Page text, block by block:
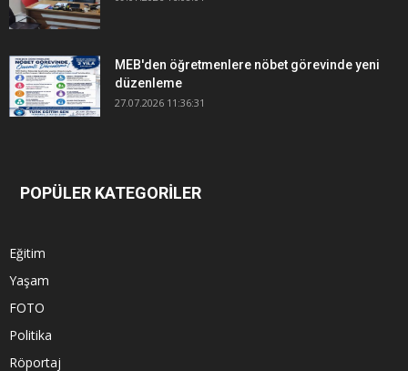
MEB'den öğretmenlere nöbet görevinde yeni
düzenleme
27.07.2026 11:36:31
POPÜLER KATEGORİLER
Eğitim
Yaşam
FOTO
Politika
Röportaj